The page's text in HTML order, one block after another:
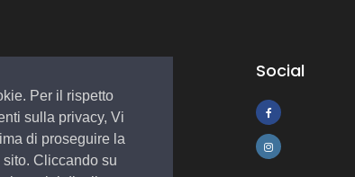
Per il rispetto
sulla privacy, Vi
di proseguire la
Cliccando su
Qualità
Social